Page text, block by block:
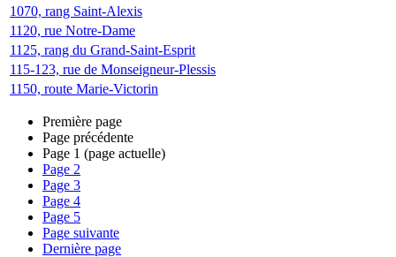
1070, rang Saint-Alexis
1120, rue Notre-Dame
1125, rang du Grand-Saint-Esprit
115-123, rue de Monseigneur-Plessis
1150, route Marie-Victorin
Première page
Page précédente
Page 1 (page actuelle)
Page 2
Page 3
Page 4
Page 5
Page suivante
Dernière page